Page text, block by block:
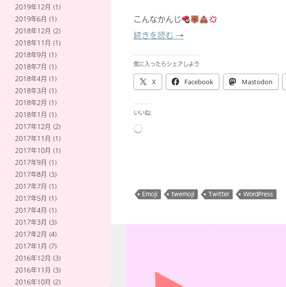
こんなかんじ
続きを読む WordPressでTwemojiを使っ
→
気に入ったらシェアしよう
X Facebook Mastodon
いいね:
読
Emoji twemoji Twitter WordPress
2019年12月 (1)
2019年6月 (1)
2018年12月 (2)
2018年11月 (1)
2018年9月 (1)
2018年7月 (1)
2018年4月 (1)
2018年3月 (1)
2018年2月 (1)
2018年1月 (1)
2017年12月 (2)
2017年11月 (1)
2017年10月 (1)
2017年9月 (1)
2017年8月 (3)
2017年7月 (1)
2017年5月 (1)
2017年4月 (1)
2017年3月 (3)
2017年2月 (4)
2017年1月 (7)
2016年12月 (3)
2016年11月 (3)
2016年10月 (2)